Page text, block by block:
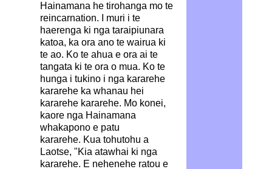
Hainamana he tirohanga mo te
reincarnation. I muri i te
haerenga ki nga taraipiunara
katoa, ka ora ano te wairua ki
te ao. Ko te ahua e ora ai te
tangata ki te ora o mua. Ko te
hunga i tukino i nga kararehe
kararehe ka whanau hei
kararehe kararehe. Mo konei,
kaore nga Hainamana
whakapono e patu
kararehe. Kua tohutohu a
Laotse, "Kia atawhai ki nga
kararehe. E nehenehe ratou e